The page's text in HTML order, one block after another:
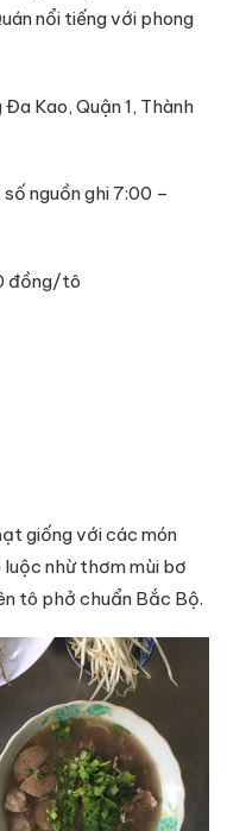
nổi tiếng với phong
Kao, Quận 1, Thành
nguồn ghi 7:00 –
đồng/tô
giống với các món
nhừ thơm mùi bơ
tô phở chuẩn Bắc Bộ.